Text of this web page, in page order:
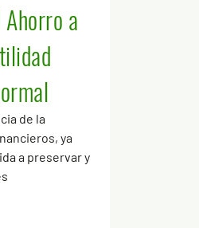
a
de la
ya
a preservar y